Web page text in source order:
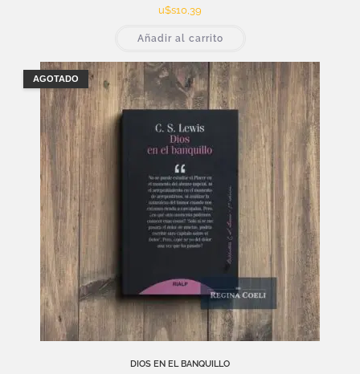
u$s10,39
Añadir al carrito
AGOTADO
DIOS EN EL BANQUILLO